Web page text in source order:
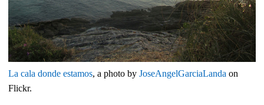
La cala donde estamos, a photo by JoseAngelGarciaLanda on
Flickr.